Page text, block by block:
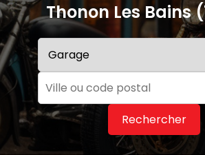
Thonon Les Bains
Rechercher